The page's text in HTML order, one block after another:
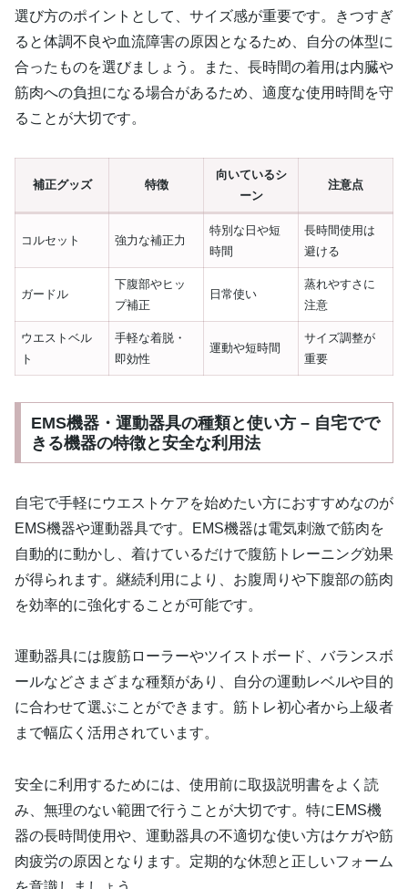
選び方のポイントとして、サイズ感が重要です。きつすぎ
ると体調不良や血流障害の原因となるため、自分の体型に
合ったものを選びましょう。また、長時間の着用は内臓や
筋肉への負担になる場合があるため、適度な使用時間を守
ることが大切です。
補正グッズ 特徴
向いているシ
ーン
注意点
コルセット 強力な補正力
特別な日や短
時間
長時間使用は
避ける
ガードル
下腹部やヒッ
プ補正
日常使い
蒸れやすさに
注意
ウエストベル
ト
手軽な着脱・
即効性
運動や短時間
サイズ調整が
重要
EMS機器・運動器具の種類と使い方 – 自宅でで
きる機器の特徴と安全な利用法
自宅で手軽にウエストケアを始めたい方におすすめなのが
EMS機器や運動器具です。EMS機器は電気刺激で筋肉を
自動的に動かし、着けているだけで腹筋トレーニング効果
が得られます。継続利用により、お腹周りや下腹部の筋肉
を効率的に強化することが可能です。
運動器具には腹筋ローラーやツイストボード、バランスボ
ールなどさまざまな種類があり、自分の運動レベルや目的
に合わせて選ぶことができます。筋トレ初心者から上級者
まで幅広く活用されています。
安全に利用するためには、使用前に取扱説明書をよく読
み、無理のない範囲で行うことが大切です。特にEMS機
器の長時間使用や、運動器具の不適切な使い方はケガや筋
肉疲労の原因となります。定期的な休憩と正しいフォーム